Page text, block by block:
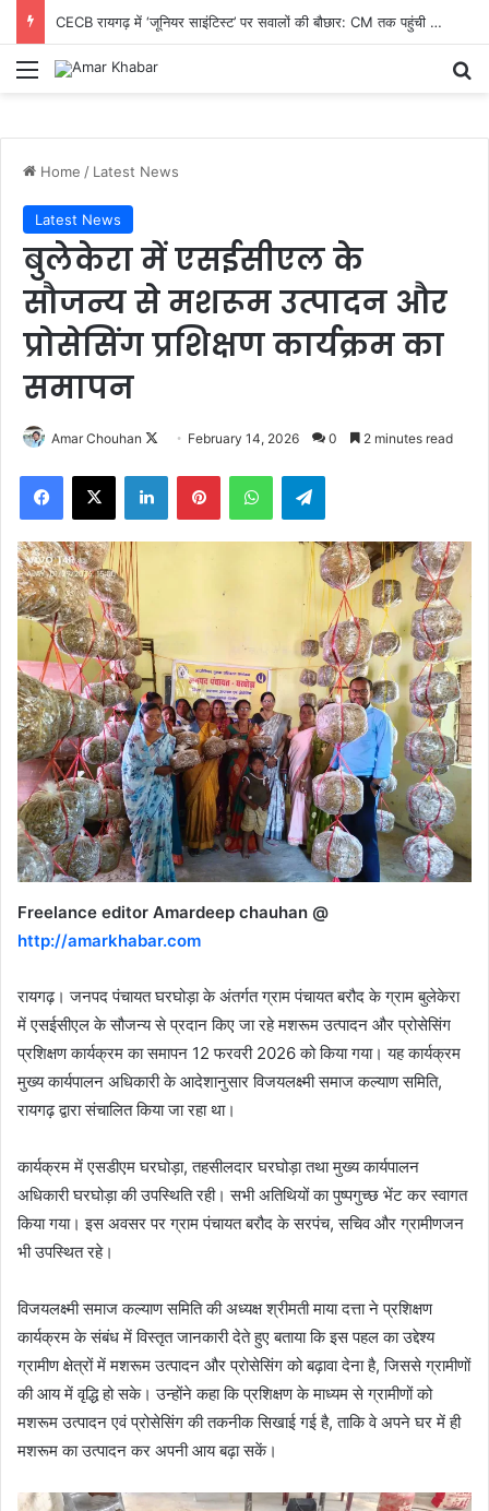
CECB रायगढ़ में ‘जूनियर साइंटिस्ट’ पर सवालों की बौछार: CM तक पहुंची शिकायत, निष्पक्ष जांच और तबादले की मांग तेज
Menu
Home / Latest News
Latest News
बुलेकेरा में एसईसीएल के
सौजन्य से मशरूम उत्पादन और
प्रोसेसिंग प्रशिक्षण कार्यक्रम का
समापन
Amar Chouhan
FollowFebruary 14, 2026 0 2 minutes read
Facebook
X LinkedInPinterestWhatsAppTelegram
Freelance editor Amardeep chauhan @
http://amarkhabar.com
रायगढ़। जनपद पंचायत घरघोड़ा के अंतर्गत ग्राम पंचायत बरौद के ग्राम बुलेकेरा
में एसईसीएल के सौजन्य से प्रदान किए जा रहे मशरूम उत्पादन और प्रोसेसिंग
प्रशिक्षण कार्यक्रम का समापन 12 फरवरी 2026 को किया गया। यह कार्यक्रम
मुख्य कार्यपालन अधिकारी के आदेशानुसार विजयलक्ष्मी समाज कल्याण समिति,
रायगढ़ द्वारा संचालित किया जा रहा था।
कार्यक्रम में एसडीएम घरघोड़ा, तहसीलदार घरघोड़ा तथा मुख्य कार्यपालन
अधिकारी घरघोड़ा की उपस्थिति रही। सभी अतिथियों का पुष्पगुच्छ भेंट कर स्वागत
किया गया। इस अवसर पर ग्राम पंचायत बरौद के सरपंच, सचिव और ग्रामीणजन
भी उपस्थित रहे।
विजयलक्ष्मी समाज कल्याण समिति की अध्यक्ष श्रीमती माया दत्ता ने प्रशिक्षण
कार्यक्रम के संबंध में विस्तृत जानकारी देते हुए बताया कि इस पहल का उद्देश्य
ग्रामीण क्षेत्रों में मशरूम उत्पादन और प्रोसेसिंग को बढ़ावा देना है, जिससे ग्रामीणों
की आय में वृद्धि हो सके। उन्होंने कहा कि प्रशिक्षण के माध्यम से ग्रामीणों को
मशरूम उत्पादन एवं प्रोसेसिंग की तकनीक सिखाई गई है, ताकि वे अपने घर में ही
मशरूम का उत्पादन कर अपनी आय बढ़ा सकें।